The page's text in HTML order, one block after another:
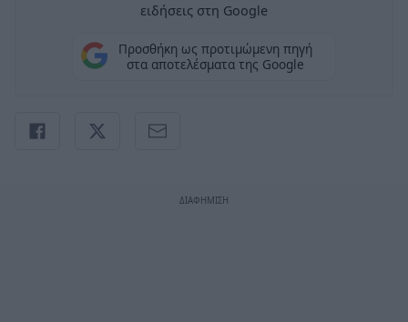
ειδήσεις στη Google
Προσθήκη ως προτιμώμενη πηγή
στα αποτελέσματα της Google